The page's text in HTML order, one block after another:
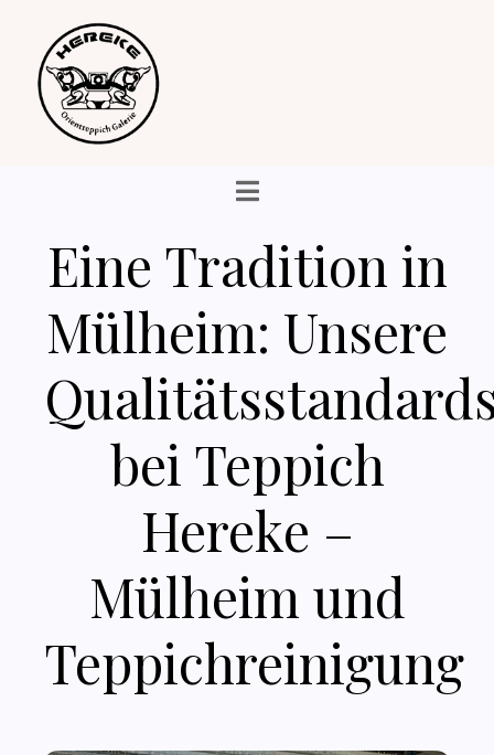
Eine Tradition in
Mülheim: Unsere
bei Teppich
Hereke –
Mülheim und
Teppichreinigung